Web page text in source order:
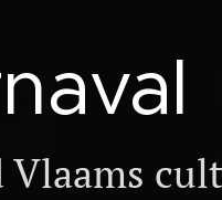
Vlaams